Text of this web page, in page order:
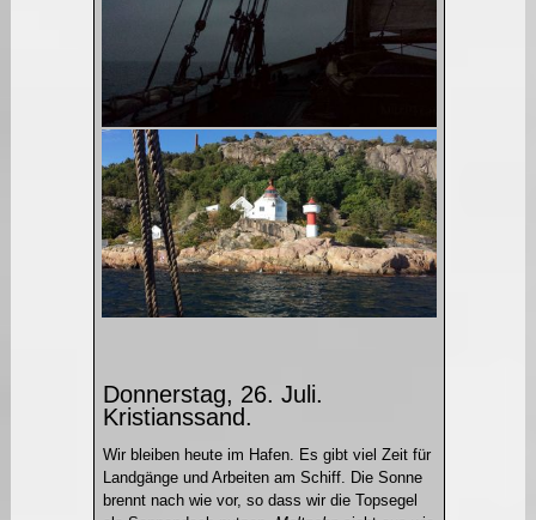
Donnerstag, 26. Juli.
Kristianssand.
Wir bleiben heute im Hafen. Es gibt viel Zeit für
Landgänge und Arbeiten am Schiff. Die Sonne
brennt nach wie vor, so dass wir die Topsegel